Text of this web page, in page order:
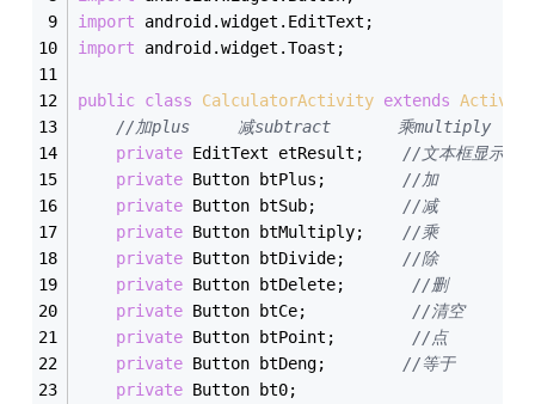
import android.widget.EditText;
import android.widget.Toast;
public class CalculatorActivity extends
//加plus     减subtract       乘multiply
private EditText etResult; //文本框显示结
private Button btPlus; //加
private Button btSub; //减
private Button btMultiply; //乘
private Button btDivide; //除
private Button btDelete; //删
private Button btCe; //清空
private Button btPoint; //点
private Button btDeng; //等于
private Button bt0;